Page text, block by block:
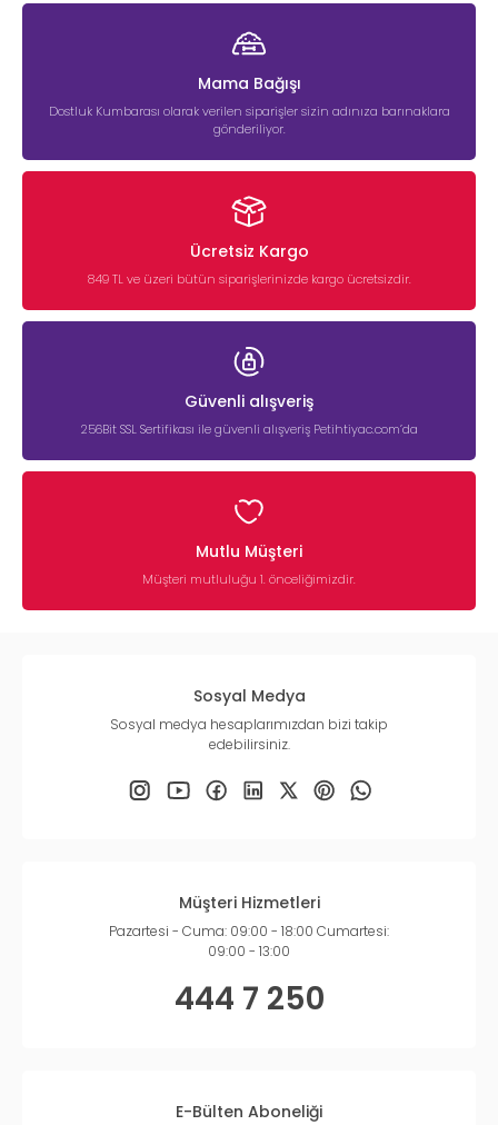
Mama Bağışı
Dostluk Kumbarası olarak verilen siparişler sizin adınıza barınaklara
gönderiliyor.
Ücretsiz Kargo
849 TL ve üzeri bütün siparişlerinizde kargo ücretsizdir.
Güvenli alışveriş
256Bit SSL Sertifikası ile güvenli alışveriş Petihtiyac.com’da
Mutlu Müşteri
Müşteri mutluluğu 1. önceliğimizdir.
Sosyal Medya
Sosyal medya hesaplarımızdan bizi takip
edebilirsiniz.
Müşteri Hizmetleri
Pazartesi - Cuma: 09:00 - 18:00 Cumartesi:
09:00 - 13:00
444 7 250
E-Bülten Aboneliği